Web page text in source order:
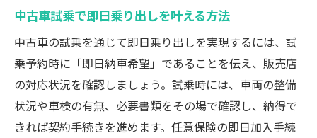
中古車試乗で即日乗り出しを叶える方法
中古車の試乗を通じて即日乗り出しを実現するには、試
乗予約時に「即日納車希望」であることを伝え、販売店
の対応状況を確認しましょう。試乗時には、車両の整備
状況や車検の有無、必要書類をその場で確認し、納得で
きれば契約手続きを進めます。任意保険の即日加入手続